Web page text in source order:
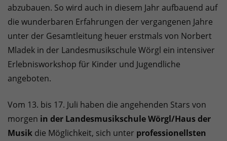
abzubauen. So wird auch in diesem Jahr aufbauend auf
die wunderbaren Erfahrungen der vergangenen Jahre
unter der Gesamtleitung heuer erstmals von Norbert
Mladek in der Landesmusikschule Wörgl ein intensiver
Erlebnisworkshop für Kinder und Jugendliche
angeboten.
Vom 13. bis 17. Juli haben die angehenden Stars von
morgen in der Landesmusikschule Wörgl/Haus der
Musik die Möglichkeit, sich unter professionellsten